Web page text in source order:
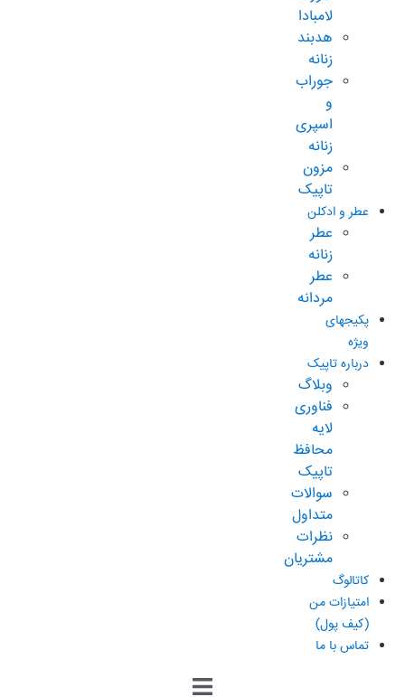
لامبادا
هدبند
زنانه
جوراب
و
اسپری
زنانه
مزون
تاپیک
عطر و ادکلن
عطر
زنانه
عطر
مردانه
پکیجهای
ویژه
درباره تاپیک
وبلاگ
فناوری
لایه
محافظ
تاپیک
سوالات
متداول
نظرات
مشتریان
کاتالوگ
امتیازات من
(کیف پول)
تماس با ما